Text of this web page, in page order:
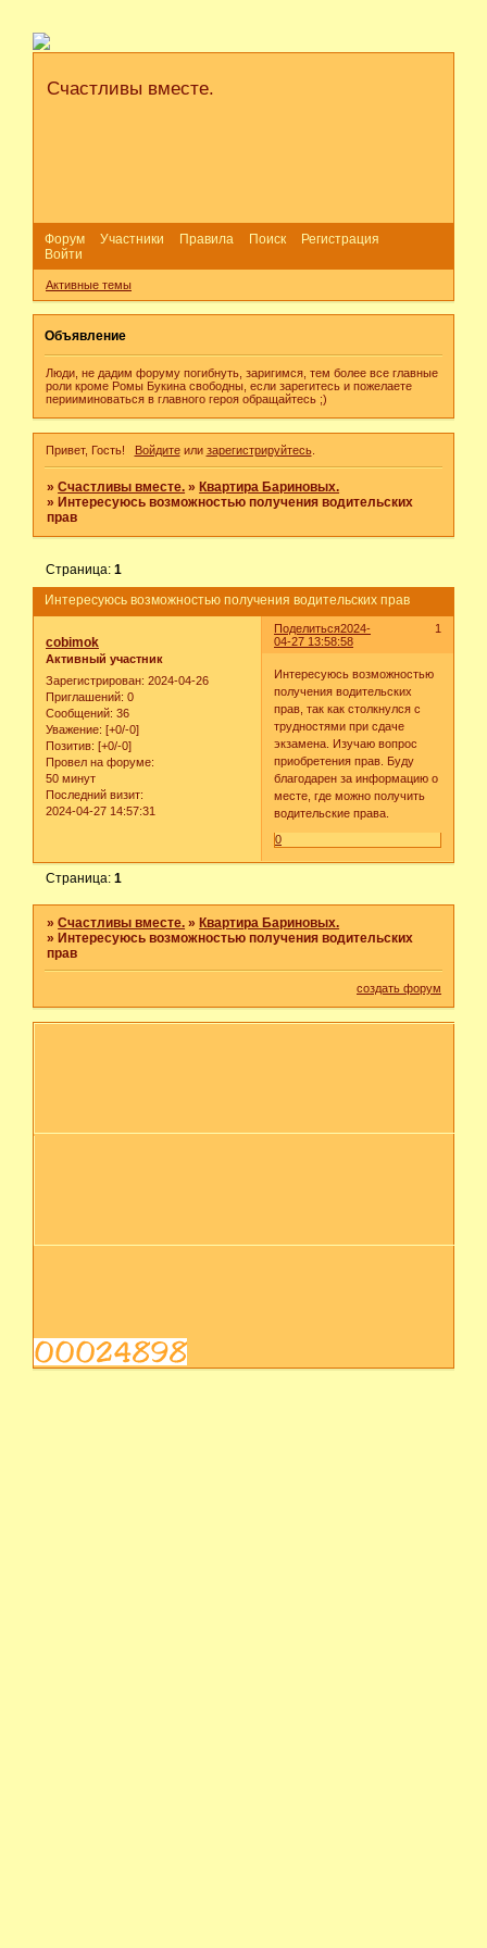
Счастливы вместе.
Форум Участники Правила Поиск
Регистрация
Войти
Активные темы
Объявление
Люди, не дадим форуму погибнуть, заригимся, тем более все главные
роли кроме Ромы Букина свободны, если зарегитесь и пожелаете
перииминоваться в главного героя обращайтесь ;)
Привет, Гость! Войдитеили зарегистрируйтесь.
»Счастливы вместе. » Квартира Бариновых.
» Интересуюсь возможностью получения водительских
прав
Интересуюсь возможностью получения водительских прав
Страница:1
Поделиться 1
2024-
04-27 13:58:58
cobimok
Активный участник
Зарегистрирован: 2024-04-26
Приглашений: 0
Сообщений: 36
Уважение: [+0/-0]
Позитив: [+0/-0]
Провел на форуме:
50 минут
Последний визит:
2024-04-27 14:57:31
Интересуюсь возможностью
получения водительских
прав, так как столкнулся с
трудностями при сдаче
экзамена. Изучаю вопрос
приобретения прав. Буду
благодарен за информацию о
месте, где можно получить
водительские права.
0
Страница:1
»Счастливы вместе. » Квартира Бариновых.
» Интересуюсь возможностью получения водительских
прав
создать форум